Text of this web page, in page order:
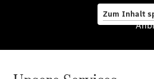
Zum Inhalt